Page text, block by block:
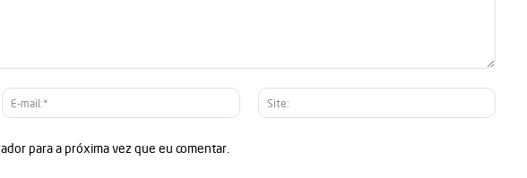
E-
mail:*
Site:
para a próxima vez que eu comentar.